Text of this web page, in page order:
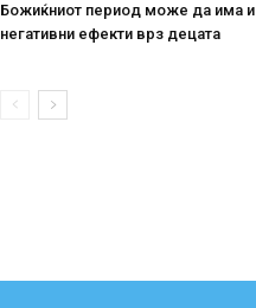
Божиќниот период може да има и
негативни ефекти врз децата